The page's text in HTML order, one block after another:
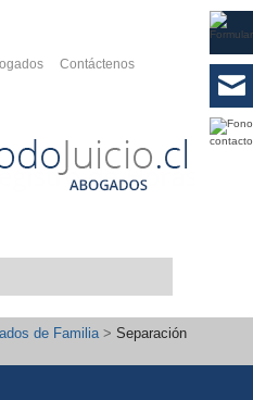
Contáctenos
de Familia> Separación